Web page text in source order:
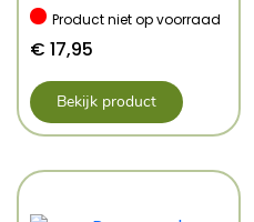
Product niet op voorraad
€ 17,95
Bekijk product